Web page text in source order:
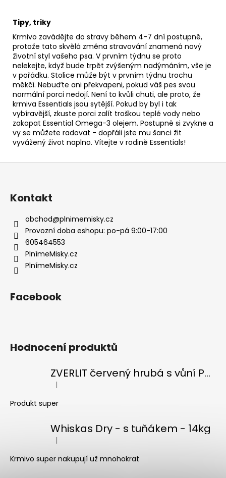
Tipy, triky
Krmivo zavádějte do stravy během 4-7 dní postupně,
protože tato skvělá změna stravování znamená nový
životní styl vašeho psa. V prvním týdnu se proto
nelekejte, když bude trpět zvýšeným nadýmáním, vše je
v pořádku. Stolice může být v prvním týdnu trochu
měkčí. Nebuďte ani překvapeni, pokud váš pes svou
normální porci nedojí. Není to kvůli chuti, ale proto, že
krmiva Essentials jsou sytější. Pokud by byl i tak
vybíravější, zkuste porci zalít troškou teplé vody nebo
zakapat Essential Omega-3 olejem. Postupně si zvykne a
vy se můžete radovat - dopřáli jste mu šanci žit
vyvážený život naplno. Vítejte v rodině Essentials!
Z
Kontakt
obchod@plnimemisky.cz
Provozní doba eshopu: po-pá 9:00-17:00
605464553
PlnímeMisky.cz
PlnímeMisky.cz
Facebook
Hodnocení produktů
ZVERLIT červený hrubá s vůní Podestýlka kočka 10kg
Hodnocení produktu je 5 z 5 hvězdiček.
|
Produkt super
Whiskas Dry - s tuňákem - 14kg
Hodnocení produktu je 5 z 5 hvězdiček.
|
Krmivo super nakupují už mnohokrat